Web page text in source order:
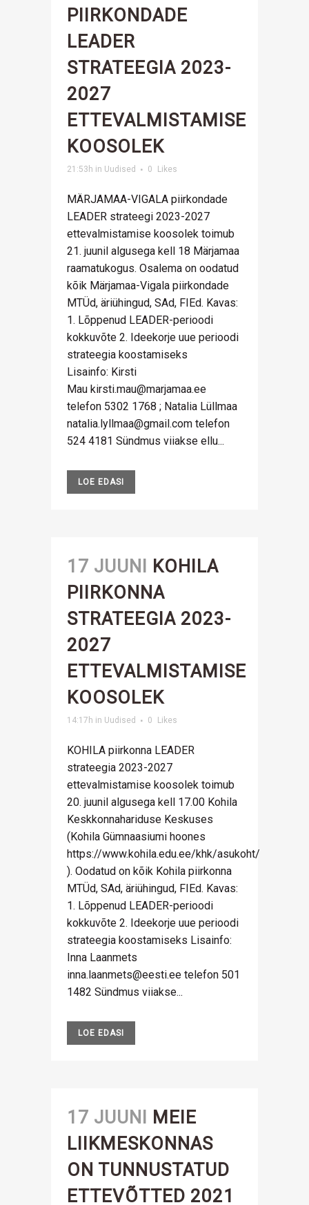
PIIRKONDADE
LEADER
STRATEEGIA 2023-
2027
ETTEVALMISTAMISE
KOOSOLEK
21:53h in Uudised 0 Likes
MÄRJAMAA-VIGALA piirkondade
LEADER strateegi 2023-2027
ettevalmistamise koosolek toimub
21. juunil algusega kell 18 Märjamaa
raamatukogus. Osalema on oodatud
kõik Märjamaa-Vigala piirkondade
MTÜd, äriühingud, SAd, FIEd. Kavas:
1. Lõppenud LEADER-perioodi
kokkuvõte 2. Ideekorje uue perioodi
strateegia koostamiseks
Lisainfo: Kirsti
Mau kirsti.mau@marjamaa.ee
telefon 5302 1768 ; Natalia Lüllmaa
natalia.lyllmaa@gmail.com telefon
524 4181 Sündmus viiakse ellu...
LOE EDASI
17 JUUNI
KOHILA
PIIRKONNA
STRATEEGIA 2023-
2027
ETTEVALMISTAMISE
KOOSOLEK
14:17h in Uudised 0 Likes
KOHILA piirkonna LEADER
strateegia 2023-2027
ettevalmistamise koosolek toimub
20. juunil algusega kell 17.00 Kohila
Keskkonnahariduse Keskuses
(Kohila Gümnaasiumi hoones
https://www.kohila.edu.ee/khk/asukoht/
). Oodatud on kõik Kohila piirkonna
MTÜd, SAd, äriühingud, FIEd. Kavas:
1. Lõppenud LEADER-perioodi
kokkuvõte 2. Ideekorje uue perioodi
strateegia koostamiseks Lisainfo:
Inna Laanmets
inna.laanmets@eesti.ee telefon 501
1482 Sündmus viiakse...
LOE EDASI
17 JUUNI
MEIE
LIIKMESKONNAS
ON TUNNUSTATUD
ETTEVÕTTED 2021